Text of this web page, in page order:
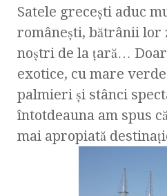
Satele greceşti aduc
româneşti, bătrânii lor
noştri de la ţară… Doar
exotice, cu mare
palmieri şi stânci
întotdeauna am spus
mai apropiată